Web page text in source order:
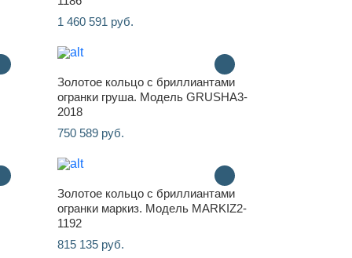
1 460 591 руб.
Золотое кольцо с бриллиантами
огранки груша. Модель GRUSHA3-
2018
750 589 руб.
Золотое кольцо с бриллиантами
огранки маркиз. Модель MARKIZ2-
1192
815 135 руб.